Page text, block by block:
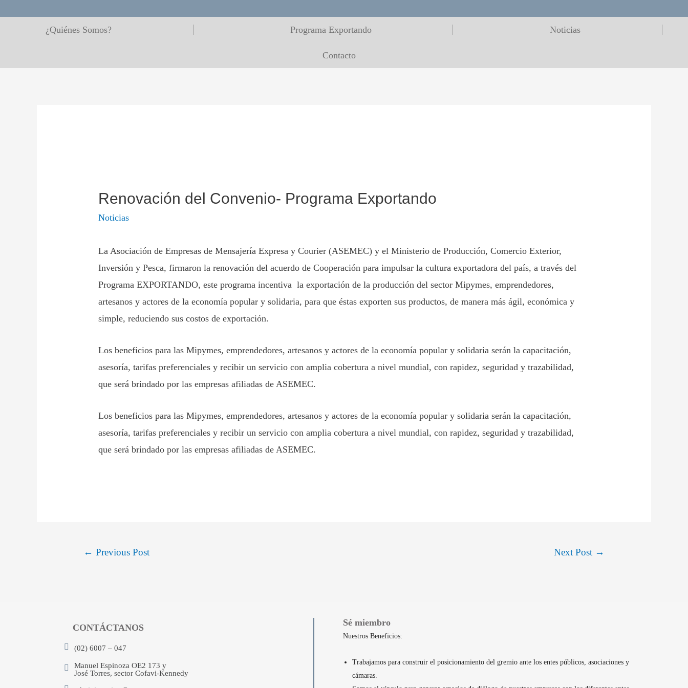
¿Quiénes Somos? Programa Exportando Noticias
Contacto
Renovación del Convenio- Programa Exportando
Noticias
La Asociación de Empresas de Mensajería Expresa y Courier (ASEMEC) y el Ministerio de Producción, Comercio Exterior,
Inversión y Pesca, firmaron la renovación del acuerdo de Cooperación para impulsar la cultura exportadora del país, a través del
Programa EXPORTANDO, este programa incentiva la exportación de la producción del sector Mipymes, emprendedores,
artesanos y actores de la economía popular y solidaria, para que éstas exporten sus productos, de manera más ágil, económica y
simple, reduciendo sus costos de exportación.
Los beneficios para las Mipymes, emprendedores, artesanos y actores de la economía popular y solidaria serán la capacitación,
asesoría, tarifas preferenciales y recibir un servicio con amplia cobertura a nivel mundial, con rapidez, seguridad y trazabilidad,
que será brindado por las empresas afiliadas de ASEMEC.
Los beneficios para las Mipymes, emprendedores, artesanos y actores de la economía popular y solidaria serán la capacitación,
asesoría, tarifas preferenciales y recibir un servicio con amplia cobertura a nivel mundial, con rapidez, seguridad y trazabilidad,
que será brindado por las empresas afiliadas de ASEMEC.
← Previous Post Next Post →
CONTÁCTANOS
(02) 6007 – 047
Manuel Espinoza OE2 173 y
José Torres, sector Cofavi-Kennedy
Sé miembro
Nuestros Beneficios:
Trabajamos para construir el posicionamiento del gremio ante los entes públicos, asociaciones y
cámaras.